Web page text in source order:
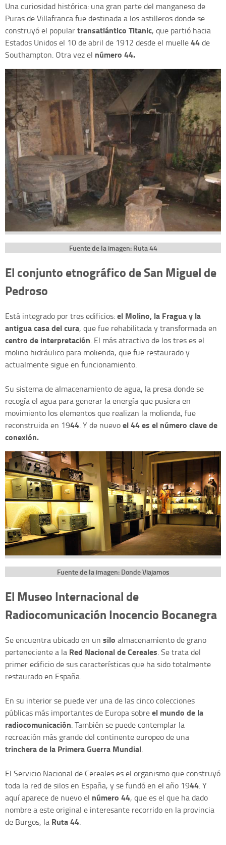
Una curiosidad histórica: una gran parte del manganeso de
Puras de Villafranca fue destinada a los astilleros donde se
construyó el populartransatlántico Titanic, que partió hacia
Estados Unidos el 10 de abril de 1912 desde el muelle44de
Southampton. Otra vez el número 44.
Fuente de la imagen: Ruta 44
El conjunto etnográfico de San Miguel de
Pedroso
Está integrado por tres edificios:el Molino, la Fragua y la
antigua casa del cura, que fue rehabilitada y transformada en
centro de interpretación. El más atractivo de los tres es el
molino hidráulico para molienda, que fue restaurado y
actualmente sigue en funcionamiento.
Su sistema de almacenamiento de agua, la presa donde se
recogía el agua para generar la energía que pusiera en
movimiento los elementos que realizan la molienda, fue
reconstruida en 1944. Y de nuevoel 44 es el número clave de
conexión.
Fuente de la imagen: Donde Viajamos
El Museo Internacional de
Radiocomunicación Inocencio Bocanegra
Se encuentra ubicado en un silo almacenamiento de grano
perteneciente a la Red Nacional de Cereales. Se trata del
primer edificio de sus características que ha sido totalmente
restaurado en España.
En su interior se puede ver una de las cinco colecciones
públicas más importantes de Europa sobreel mundo de la
radiocomunicación. También se puede contemplar la
recreación más grande del continente europeo de una
trinchera de la Primera Guerra Mundial.
El Servicio Nacional de Cereales es el organismo que construyó
toda la red de silos en España, y se fundó en el año 1944. Y
aquí aparece de nuevo el número 44, que es el que ha dado
nombre a este original e interesante recorrido en la provincia
de Burgos, la Ruta 44.